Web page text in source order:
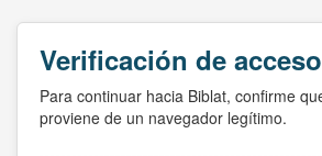
Verificación de acceso
Para continuar hacia Biblat, confirme
proviene de un navegador legítimo.